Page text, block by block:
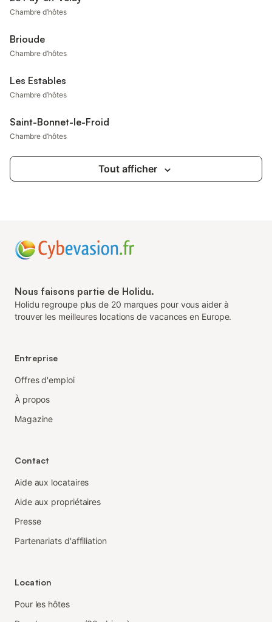
Chambre d’hôtes
Brioude
Chambre d’hôtes
Les Estables
Chambre d’hôtes
Saint-Bonnet-le-Froid
Chambre d’hôtes
Tout afficher
Nous faisons partie de Holidu.
Holidu regroupe plus de 20 marques pour vous aider à
trouver les meilleures locations de vacances en Europe.
Entreprise
Offres d'emploi
À propos
Magazine
Contact
Aide aux locataires
Aide aux propriétaires
Presse
Partenariats d'affiliation
Location
Pour les hôtes